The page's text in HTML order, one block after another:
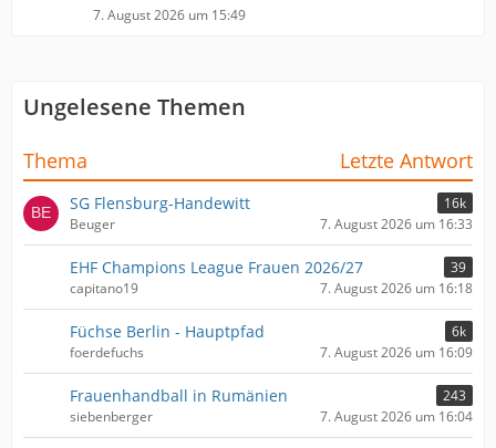
7. August 2026 um 15:49
Ungelesene Themen
Thema Letzte Antwort
SG Flensburg-Handewitt
16k
Beuger
7. August 2026 um 16:33
EHF Champions League Frauen 2026/27
39
capitano19
7. August 2026 um 16:18
Füchse Berlin - Hauptpfad
6k
foerdefuchs
7. August 2026 um 16:09
Frauenhandball in Rumänien
243
siebenberger
7. August 2026 um 16:04